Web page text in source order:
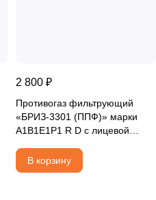
2 800 ₽
Противогаз фильтрующий
«БРИЗ-3301 (ППФ)» марки
A1B1E1P1 R D с лицевой
категория 2
В корзину